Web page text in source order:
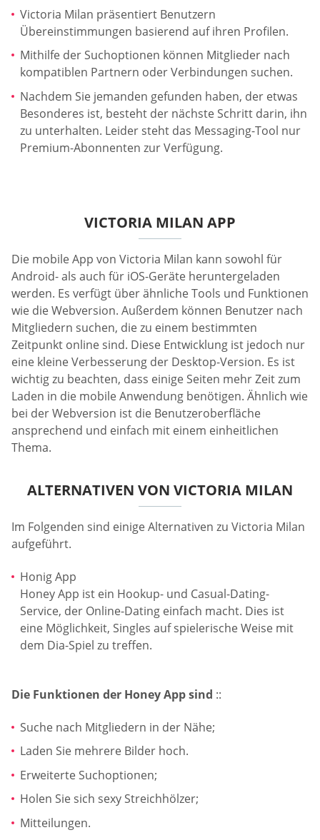
Victoria Milan präsentiert Benutzern
Übereinstimmungen basierend auf ihren Profilen.
Mithilfe der Suchoptionen können Mitglieder nach
kompatiblen Partnern oder Verbindungen suchen.
Nachdem Sie jemanden gefunden haben, der etwas
Besonderes ist, besteht der nächste Schritt darin, ihn
zu unterhalten. Leider steht das Messaging-Tool nur
Premium-Abonnenten zur Verfügung.
VICTORIA MILAN APP
Die mobile App von Victoria Milan kann sowohl für
Android- als auch für iOS-Geräte heruntergeladen
werden. Es verfügt über ähnliche Tools und Funktionen
wie die Webversion. Außerdem können Benutzer nach
Mitgliedern suchen, die zu einem bestimmten
Zeitpunkt online sind. Diese Entwicklung ist jedoch nur
eine kleine Verbesserung der Desktop-Version. Es ist
wichtig zu beachten, dass einige Seiten mehr Zeit zum
Laden in die mobile Anwendung benötigen. Ähnlich wie
bei der Webversion ist die Benutzeroberfläche
ansprechend und einfach mit einem einheitlichen
Thema.
ALTERNATIVEN VON VICTORIA MILAN
Im Folgenden sind einige Alternativen zu Victoria Milan
aufgeführt.
Honig App
Honey App ist ein Hookup- und Casual-Dating-
Service, der Online-Dating einfach macht. Dies ist
eine Möglichkeit, Singles auf spielerische Weise mit
dem Dia-Spiel zu treffen.
Die Funktionen der Honey App sind ::
Suche nach Mitgliedern in der Nähe;
Laden Sie mehrere Bilder hoch.
Erweiterte Suchoptionen;
Holen Sie sich sexy Streichhölzer;
Mitteilungen.